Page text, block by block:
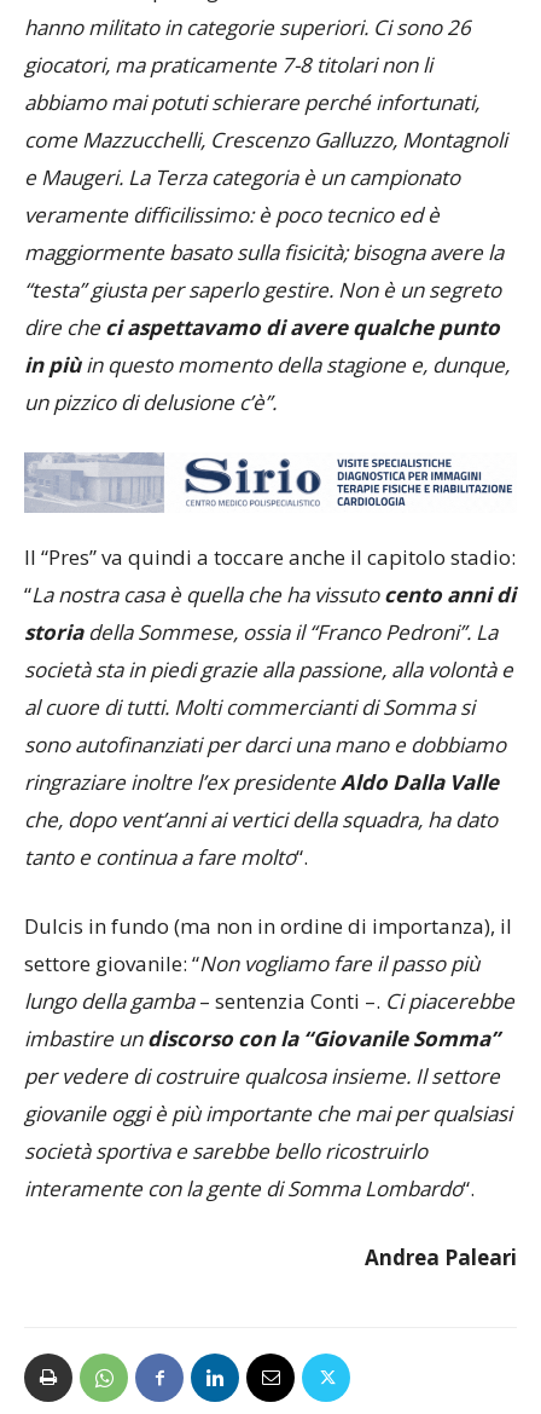
hanno militato in categorie superiori. Ci sono 26
giocatori, ma praticamente 7-8 titolari non li
abbiamo mai potuti schierare perché infortunati,
come Mazzucchelli, Crescenzo Galluzzo, Montagnoli
e Maugeri. La Terza categoria è un campionato
veramente difficilissimo: è poco tecnico ed è
maggiormente basato sulla fisicità; bisogna avere la
“testa” giusta per saperlo gestire. Non è un segreto
dire che ci aspettavamo di avere qualche punto
in piùin questo momento della stagione e, dunque,
un pizzico di delusione c’è”.
Il “Pres” va quindi a toccare anche il capitolo stadio:
“La nostra casa è quella che ha vissutocento anni di
storiadella Sommese, ossia il “Franco Pedroni”. La
società sta in piedi grazie alla passione, alla volontà e
al cuore di tutti. Molti commercianti di Somma si
sono autofinanziati per darci una mano e dobbiamo
ringraziare inoltre l’ex presidenteAldo Dalla Valle
che, dopo vent’anni ai vertici della squadra, ha dato
tanto e continua a fare molto“.
Dulcis in fundo (ma non in ordine di importanza), il
settore giovanile: “Non vogliamo fare il passo più
lungo della gamba– sentenzia Conti –. Ci piacerebbe
imbastire undiscorso con la “Giovanile Somma”
per vedere di costruire qualcosa insieme. Il settore
giovanile oggi è più importante che mai per qualsiasi
società sportiva e sarebbe bello ricostruirlo
interamente con la gente di Somma Lombardo“.
Andrea Paleari